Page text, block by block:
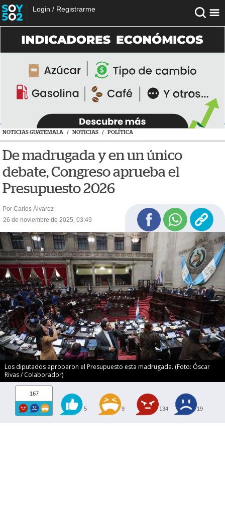
Login / Registrarme
NOTICIAS GUATEMALA / NOTICIAS / POLÍTICA
De madrugada y en un único
debate, Congreso aprueba el
Presupuesto 2026
Por Carlos Álvarez
26 de noviembre de 2025, 03:49
Los diputados aprobaron el Presupuesto esta madrugada. (Foto: Óscar
Rivas / Colaborador)
167
5 9 134 19